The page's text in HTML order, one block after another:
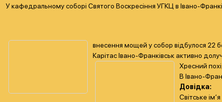
У кафедральному соборі Святого Воскресіння УГКЦ в Івано-
внесення мощей у собор відбулося 22
Карітас Івано-Франківськ активно
Хресний
В Івано-
Довідка:
Світське